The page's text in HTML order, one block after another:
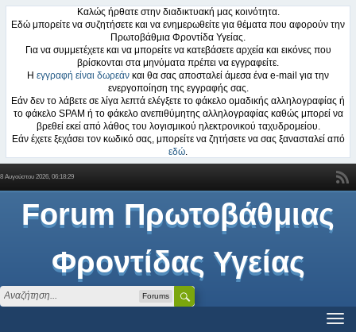
Καλώς ήρθατε στην διαδικτυακή μας κοινότητα.
Εδώ μπορείτε να συζητήσετε και να ενημερωθείτε για θέματα που αφορούν την
Πρωτοβάθμια Φροντίδα Υγείας.
Για να συμμετέχετε και να μπορείτε να κατεβάσετε αρχεία και εικόνες που
βρίσκονται στα μηνύματα πρέπει να εγγραφείτε.
Η εγγραφή είναι δωρεάν και θα σας αποσταλεί άμεσα ένα e-mail για την
ενεργοποίηση της εγγραφής σας.
Εάν δεν το λάβετε σε λίγα λεπτά ελέγξετε το φάκελο ομαδικής αλληλογραφίας ή
το φάκελο SPAM ή το φάκελο ανεπιθύμητης αλληλογραφίας καθώς μπορεί να
βρεθεί εκεί από λάθος του λογισμικού ηλεκτρονικού ταχυδρομείου.
Εάν έχετε ξεχάσει τον κωδικό σας, μπορείτε να ζητήσετε να σας ξανασταλεί από
εδώ.
8 Αυγούστου 2026, 06:18:29
Forum Πρωτοβάθμιας
Φροντίδας Υγείας
Forums